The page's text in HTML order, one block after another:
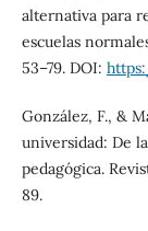
alternativa para
escuelas
53–79. DOI:
González, F., &
universidad: De
pedagógica.
89.